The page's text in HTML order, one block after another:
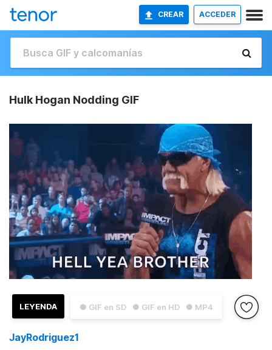
CREAR ACCEDER
Hulk Hogan Nodding GIF
● GIF en SD ● GIF en HD ● MP4
LEYENDA
JayRodriguez1